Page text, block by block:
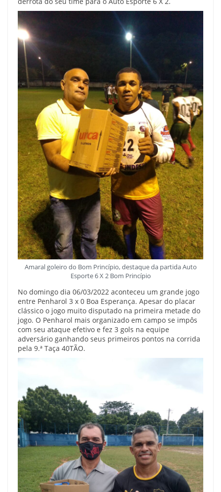
Amaral goleiro do Bom Princípio, destaque da partida Auto
Esporte 6 X 2 Bom Princípio
No domingo dia 06/03/2022 aconteceu um grande jogo
entre Penharol 3 x 0 Boa Esperança. Apesar do placar
clássico o jogo muito disputado na primeira metade do
jogo. O Penharol mais organizado em campo se impôs
com seu ataque efetivo e fez 3 gols na equipe
adversário ganhando seus primeiros pontos na corrida
pela 9.ª Taça 40TÃO.